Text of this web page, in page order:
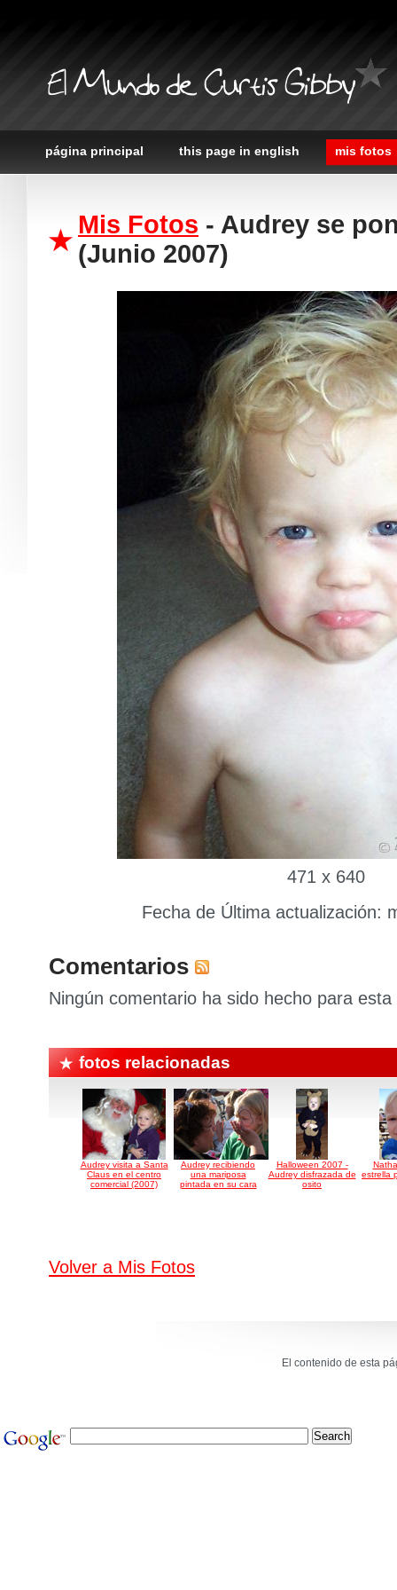
El Mundo de Curtis Gibby
página principal this page in english mis fotos
Mis Fotos - Audrey se
(Junio 2007)
471 x 640
Fecha de Última actualización:
Comentarios
Ningún comentario ha sido hecho para esta
fotos relacionadas
Audrey visita a Santa
Claus en el centro
comercial (2007)
Audrey recibiendo
una mariposa
pintada en su cara
Halloween 2007 -
Audrey disfrazada de
osito
estrella
Volver a Mis Fotos
El contenido de esta